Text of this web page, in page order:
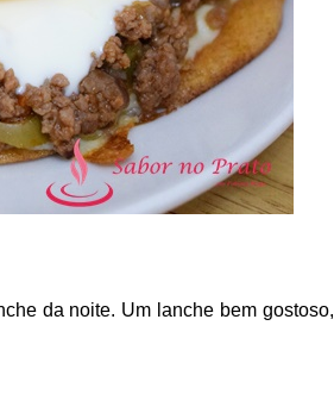
da noite. Um lanche bem gostoso,